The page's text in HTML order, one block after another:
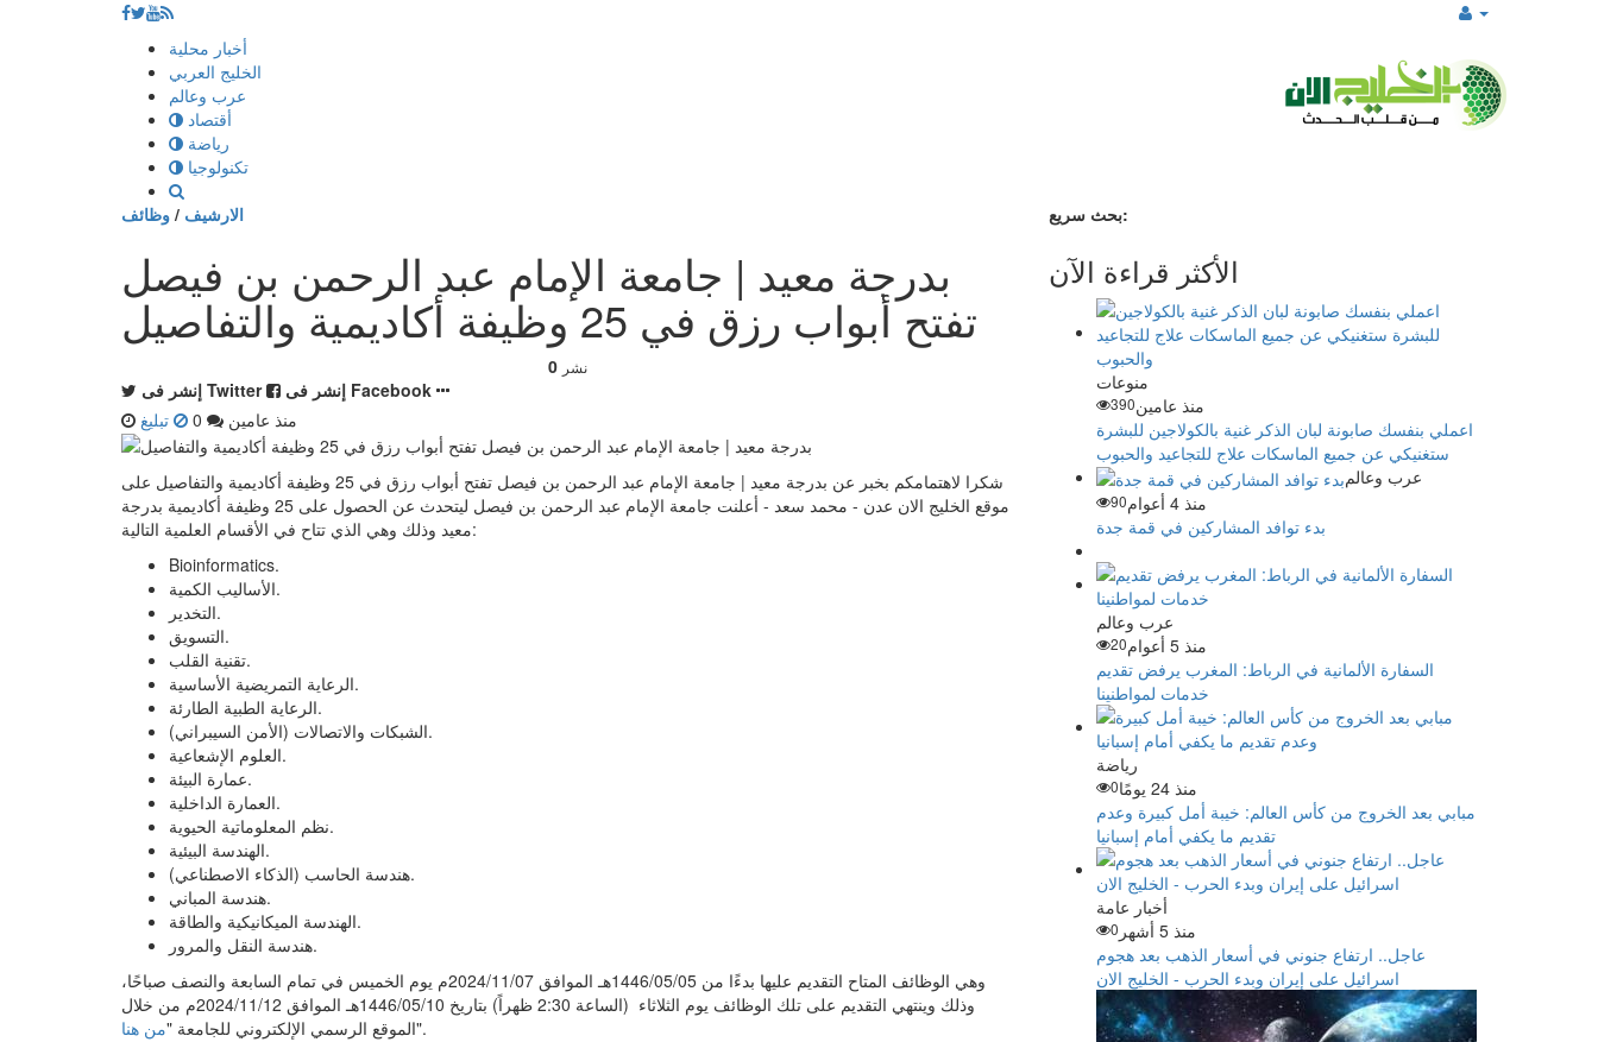
إذهب
المحتوى
أخبار محلية
الخليج العربي
عرب وعالم
أقتصاد
رياضة
تكنولوجيا
الارشيف / وظائف
بدرجة معيد | جامعة الإمام عبد الرحمن بن فيصل
تفتح أبواب رزق في 25 وظيفة أكاديمية والتفاصيل
0 نشر
إنشر فى Twitter
إنشر فى Facebook
منذ عامين
تبليغ
شكرا لاهتمامكم بخبر عن بدرجة معيد | جامعة الإمام عبد الرحمن بن فيصل تفتح أبواب رزق في 25 وظيفة أكاديمية والتفاصيل على
موقع الخليج الان عدن - محمد سعد - أعلنت جامعة الإمام عبد الرحمن بن فيصل ليتحدث عن الحصول على 25 وظيفة أكاديمية بدرجة
معيد وذلك وهي الذي تتاح في الأقسام العلمية التالية:
Bioinformatics.
الأساليب الكمية.
التخدير.
التسويق.
تقنية القلب.
الرعاية التمريضية الأساسية.
الرعاية الطبية الطارئة.
الشبكات والاتصالات (الأمن السيبراني).
العلوم الإشعاعية.
عمارة البيئة.
العمارة الداخلية.
نظم المعلوماتية الحيوية.
الهندسة البيئية.
هندسة الحاسب (الذكاء الاصطناعي).
هندسة المباني.
الهندسة الميكانيكية والطاقة.
هندسة النقل والمرور.
وهي الوظائف المتاح التقديم عليها بدءًا من 1446/05/05هـ الموافق 2024/11/07م يوم الخميس في تمام السابعة والنصف صباحًا،
وذلك وينتهي التقديم على تلك الوظائف يوم الثلاثاء (الساعة 2:30 ظهراً) بتاريخ 1446/05/10هـ الموافق 2024/11/12م من خلال
الموقع الرسمي الإلكتروني للجامعة "من هنا ".
بحث سريع:
الأكثر قراءة الآن
منوعات
منذ عامين390
اعملي بنفسك صابونة لبان الذكر غنية بالكولاجين للبشرة
ستغنيكي عن جميع الماسكات علاج للتجاعيد والحبوب
عرب وعالم
منذ 4 أعوام
90
بدء توافد المشاركين في قمة جدة
عرب وعالم
منذ 5 أعوام
20
السفارة الألمانية في الرباط: المغرب يرفض تقديم
خدمات لمواطنينا
رياضة
منذ 24 يومًا
0
مبابي بعد الخروج من كأس العالم: خيبة أمل كبيرة وعدم
تقديم ما يكفي أمام إسبانيا
أخبار عامة
منذ 5 أشهر
0
عاجل.. ارتفاع جنوني في أسعار الذهب بعد هجوم
اسرائيل على إيران وبدء الحرب - الخليج الان